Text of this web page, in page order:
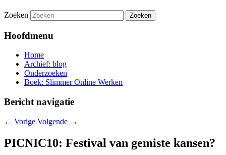
Zoeken
Hoofdmenu
Home
Archief: blog
Onderzoeken
Boek: Slimmer Online Werken
Bericht navigatie
← Vorige Volgende →
PICNIC10: Festival van gemiste kansen?